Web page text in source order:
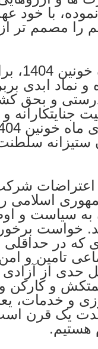
نموده، با خود
را مصمم تر
این جنایت
نماد ابدی
و بحق
ماهیت
ستیزانه
اعتراضات
اسلامی
سیاست و
خواست
که در
تامین و
حدی از آزادی
و کارکن و
و خدمات،
یک قرن